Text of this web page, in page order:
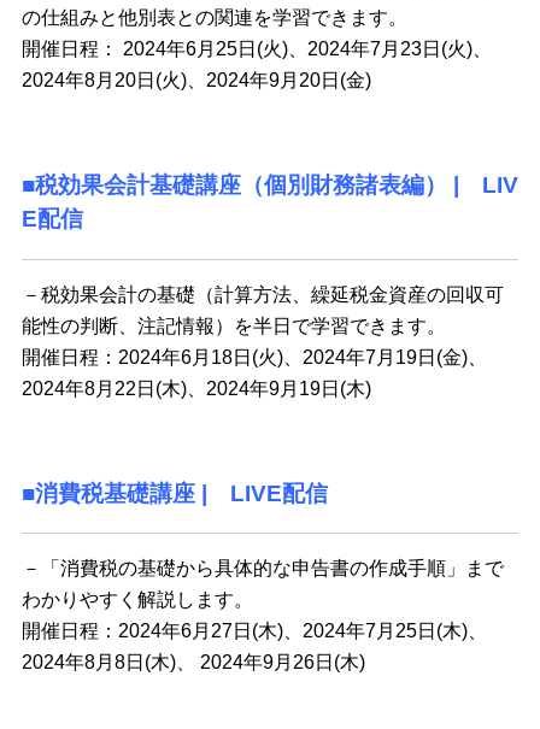
の仕組みと他別表との関連を学習できます。
開催日程： 2024年6月25日(火)、2024年7月23日(火)、
2024年8月20日(火)、2024年9月20日(金)
■税効果会計基礎講座（個別財務諸表編） | LIV
E配信
－税効果会計の基礎（計算方法、繰延税金資産の回収可
能性の判断、注記情報）を半日で学習できます。
開催日程：2024年6月18日(火)、2024年7月19日(金)、
2024年8月22日(木)、2024年9月19日(木)
■消費税基礎講座 | LIVE配信
－「消費税の基礎から具体的な申告書の作成手順」まで
わかりやすく解説します。
開催日程：2024年6月27日(木)、2024年7月25日(木)、
2024年8月8日(木)、 2024年9月26日(木)